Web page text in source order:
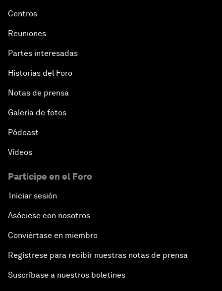
Centros
Reuniones
Partes interesadas
Historias del Foro
Notas de prensa
Galería de fotos
Pódcast
Vídeos
Participe en el Foro
Iniciar sesión
Asóciese con nosotros
Conviértase en miembro
Regístrese para recibir nuestras notas de prensa
Suscríbase a nuestros boletines